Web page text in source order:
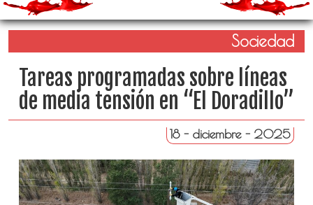
Sociedad
Tareas programadas sobre líneas
de media tensión en “El Doradillo”
18 - diciembre - 2025